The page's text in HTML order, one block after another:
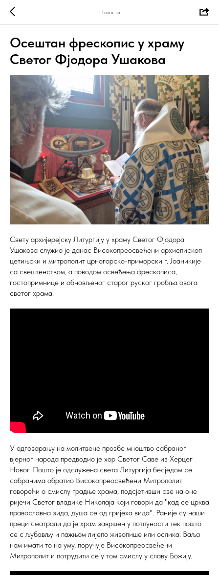
Новости
Осештан фрескопис у храму
Светог Фјодора Ушакова
Свету архијерејску Литургију у храму Светог Фјодора
Ушакова служио је данас Високопреосвећени архиепископ
цетињски и митрополит црногорско-приморски г. Јоаникије
са свештенством, а поводом освећења фрескописа,
гостопримнице и обновљеног старог руског гробља овога
светог храма.
У одговарању на молитвене прозбе мноштво сабраног
вјерног народа предводио је хор Светог Саве из Херцег
Новог. Пошто је одслужена света Литургија бесједом се
сабранима обратио Високопреосвећени Митрополит
говорећи о смислу градње храма, подсјетивши све на оне
ријечи Светог владике Николаја који говори да "кад се црква
православна зида, душа се од гријеха вида". Раније су наши
преци сматрали да је храм завршен у потпуности тек пошто
се с љубављу и пажњом лијепо живопише или ослика. Ваља
нам имати то на уму, поручује Високопреосвећени
Митрополит и потрудити се у том смислу у славу Божију.